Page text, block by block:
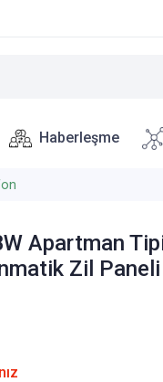
Haberleşme
Apartman
Zil Paneli